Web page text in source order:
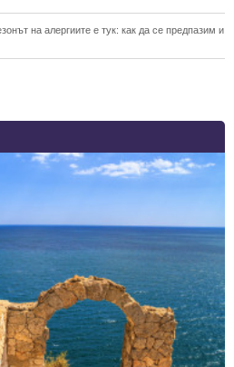
на алергиите е тук: как да се предпазим и